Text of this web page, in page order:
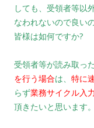
しても、受領者等以
なわれないので良い
皆様は如何ですか?
受領者等が読み取っ
を行う場合は、 特に
らず業務サイクル入力
頂きたいと思います。